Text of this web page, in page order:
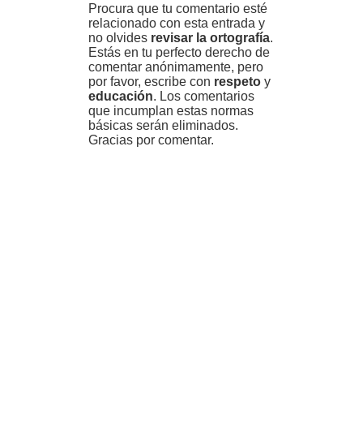
Procura que tu comentario esté
relacionado con esta entrada y
no olvides revisar la ortografía.
Estás en tu perfecto derecho de
comentar anónimamente, pero
por favor, escribe con respeto y
educación. Los comentarios
que incumplan estas normas
básicas serán eliminados.
Gracias por comentar.